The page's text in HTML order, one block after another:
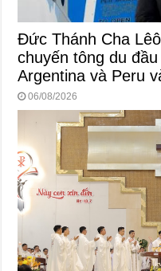
Đức Thánh Cha
chuyến tông du
Argentina và Peru
06/08/2026